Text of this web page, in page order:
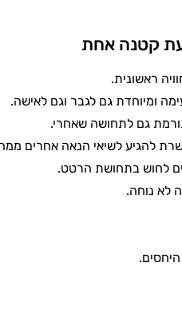
קטנה אחת
ראשונית.
ומיוחדת גם לגבר וגם לאישה.
גם לתחושה שאחרי.
להגיע לשיאי הנאה אחרים
לחוש בתחושת הרטט.
לא נוחה.